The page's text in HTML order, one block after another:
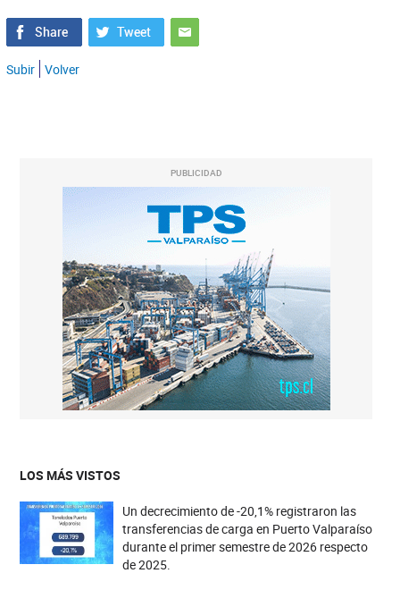
Subir Volver
PUBLICIDAD
LOS MÁS VISTOS
Un decrecimiento de -20,1% registraron las
transferencias de carga en Puerto Valparaíso
durante el primer semestre de 2026 respecto
de 2025.